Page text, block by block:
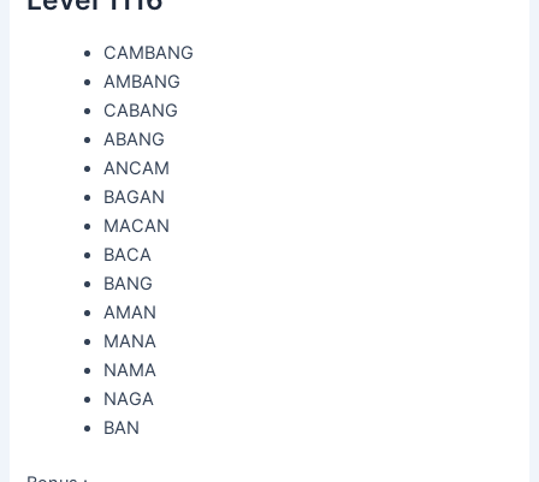
CAMBANG
AMBANG
CABANG
ABANG
ANCAM
BAGAN
MACAN
BACA
BANG
AMAN
MANA
NAMA
NAGA
BAN